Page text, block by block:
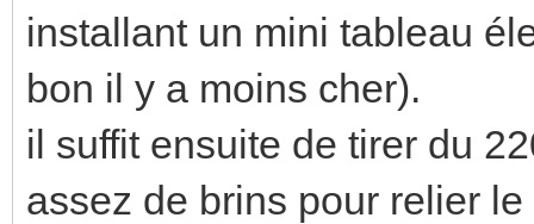
installant un mini tableau
bon il y a moins cher).
il suffit ensuite de tirer du
assez de brins pour relier